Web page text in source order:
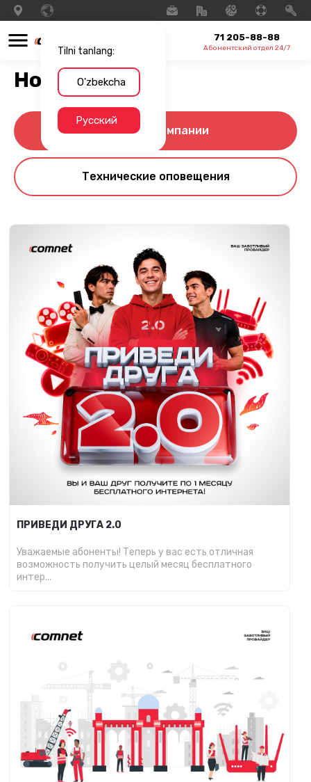
Tilni tanlang:
O'zbekcha
Русский
71 205-88-88
Абонентский отдел 24/7
Новости
Новости компании
Технические оповещения
ПРИВЕДИ ДРУГА 2.0
Уважаемые абоненты! Теперь у вас есть отличная
возможность получить целый месяц бесплатного
интер...